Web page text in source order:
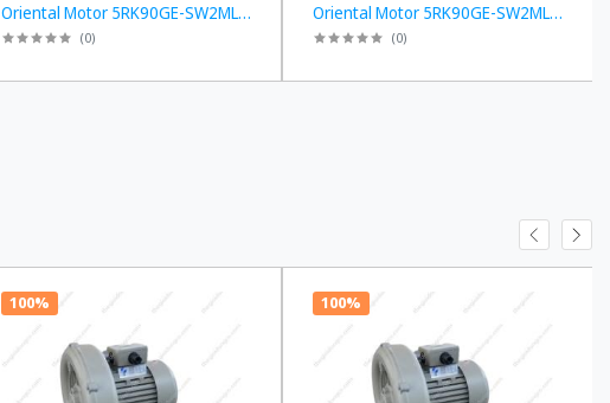
Oriental Motor 5RK90GE-SW2ML +
5GE100KF công suất 60W tỉ số
(0)
Oriental Motor 5RK90GE-SW2ML +
5GE90KF công suất 60W tỉ số
(0)
100% 100%